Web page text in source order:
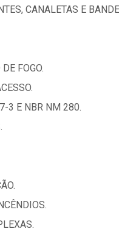
CANALETAS E
FOGO.
3 E NBR NM 280.